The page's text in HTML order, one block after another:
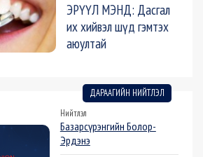
ЭРҮҮЛ МЭНД: Дасгал
их хийвэл шүд гэмтэх
аюултай
ДАРААГИЙН НИЙТЛЭЛ
Нийтлэл
Базарсүрэнгийн Болор-
Эрдэнэ